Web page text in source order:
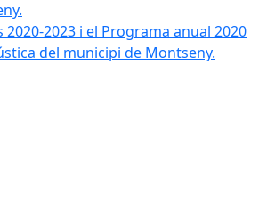
2023 i el Programa anual 2020
del municipi de Montseny.